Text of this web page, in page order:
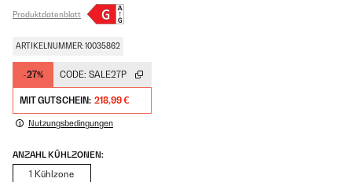
Produktdatenblatt
ARTIKELNUMMER: 10035862
-27% CODE: SALE27P
MIT GUTSCHEIN: 218,99 €
Nutzungsbedingungen
ANZAHL KÜHLZONEN:
1 Kühlzone